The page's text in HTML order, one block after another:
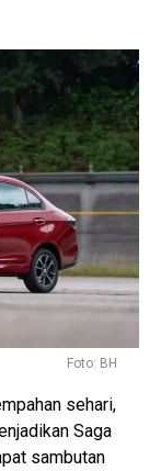
Foto: BH
sehari,
Saga
sambutan